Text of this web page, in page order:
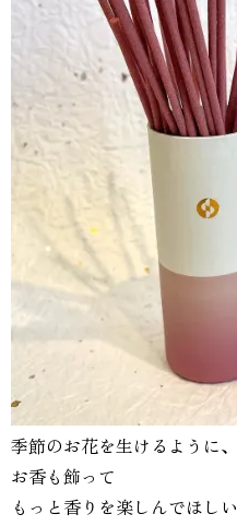
⁡⁡季節のお花を生けるように、
お香も飾って
もっと香りを楽しんでほしい